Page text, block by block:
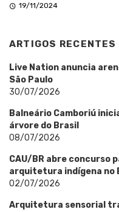
19/11/2024
ARTIGOS RECENTES
Live Nation anuncia
São Paulo
30/07/2026
Balneário Camboriú
árvore do Brasil
08/07/2026
CAU/BR abre concurso
arquitetura indígena no
02/07/2026
Arquitetura sensorial